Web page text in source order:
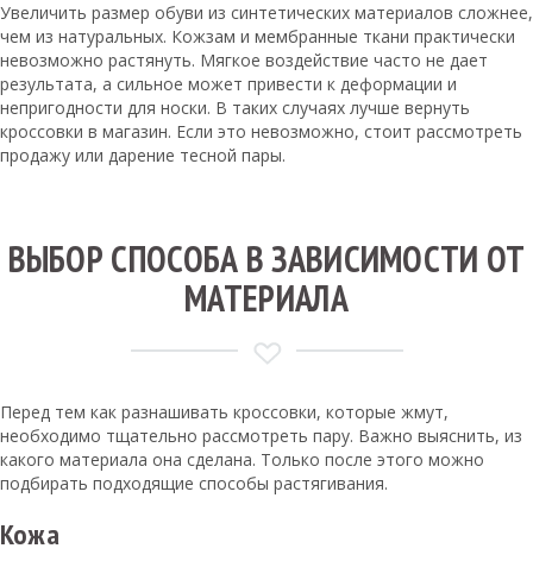
Увеличить размер обуви из синтетических материалов сложнее,
чем из натуральных. Кожзам и мембранные ткани практически
невозможно растянуть. Мягкое воздействие часто не дает
результата, а сильное может привести к деформации и
непригодности для носки. В таких случаях лучше вернуть
кроссовки в магазин. Если это невозможно, стоит рассмотреть
продажу или дарение тесной пары.
ВЫБОР СПОСОБА В ЗАВИСИМОСТИ ОТ
МАТЕРИАЛА
Перед тем как разнашивать кроссовки, которые жмут,
необходимо тщательно рассмотреть пару. Важно выяснить, из
какого материала она сделана. Только после этого можно
подбирать подходящие способы растягивания.
Кожа